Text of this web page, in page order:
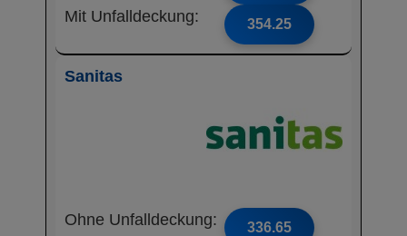
Mit Unfalldeckung: 354.25
Sanitas
Ohne Unfalldeckung: 336.65